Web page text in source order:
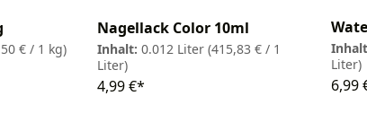
€ / 1 kg)
Nagellack Color 10ml
Inhalt: 0.012 Liter (415,83 € / 1
Liter)
4,99 €*
Liter)
6,99